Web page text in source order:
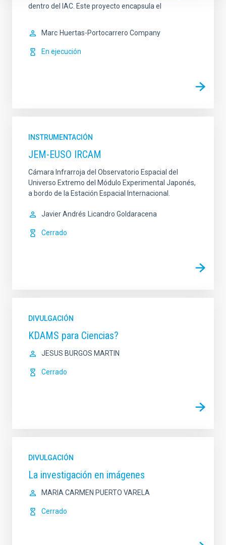
dentro del IAC. Este proyecto encapsula el
Marc Huertas-Portocarrero Company
En ejecución
INSTRUMENTACIÓN
JEM-EUSO IRCAM
Cámara Infrarroja del Observatorio Espacial del
Universo Extremo del Módulo Experimental Japonés,
a bordo de la Estación Espacial Internacional.
Javier Andrés Licandro Goldaracena
Cerrado
DIVULGACIÓN
KDAMS para Ciencias?
JESUS BURGOS MARTIN
Cerrado
DIVULGACIÓN
La investigación en imágenes
MARIA CARMEN PUERTO VARELA
Cerrado